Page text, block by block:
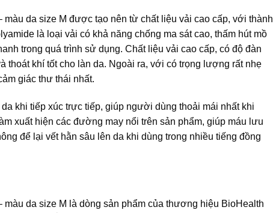
da size M được tạo nên từ chất liệu vải cao cấp, với thành
là loại vải có khả năng chống ma sát cao, thấm hút mồ
trong quá trình sử dụng. Chất liệu vải cao cấp, có độ đàn
thoát khí tốt cho làn da. Ngoài ra, với có trọng lượng rất nhẹ
giác thư thái nhất.
khi tiếp xúc trực tiếp, giúp người dùng thoải mái nhất khi
xuất hiện các đường may nổi trên sản phẩm, giúp máu lưu
để lại vết hằn sâu lên da khi dùng trong nhiều tiếng đồng
da size M là dòng sản phẩm của thương hiệu BioHealth